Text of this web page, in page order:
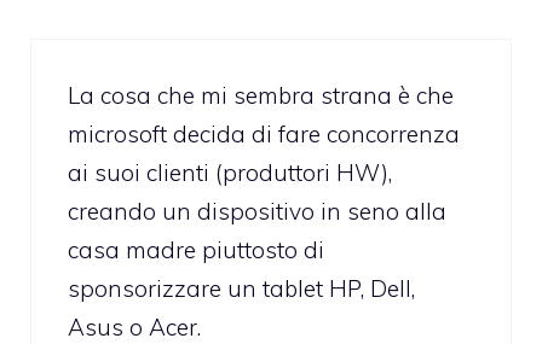
La cosa che mi sembra strana è che
microsoft decida di fare concorrenza
ai suoi clienti (produttori HW),
creando un dispositivo in seno alla
casa madre piuttosto di
sponsorizzare un tablet HP, Dell,
Asus o Acer.